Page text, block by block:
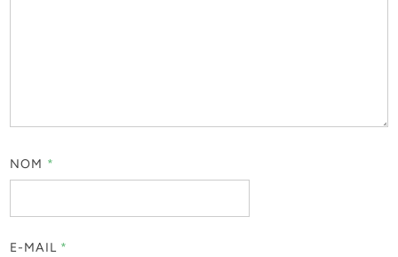
NOM *
E-MAIL *